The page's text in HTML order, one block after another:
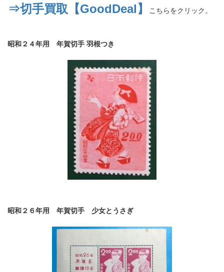
⇒切手買取【GoodDeal】 こちらをクリック。
昭和２４年用 年賀切手 羽根つき
昭和２６年用 年賀切手 少女とうさぎ